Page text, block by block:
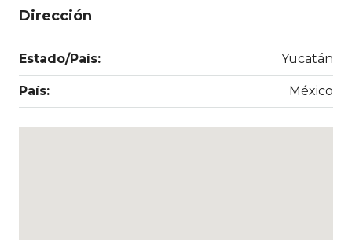
Dirección
Estado/País: Yucatán
País: México